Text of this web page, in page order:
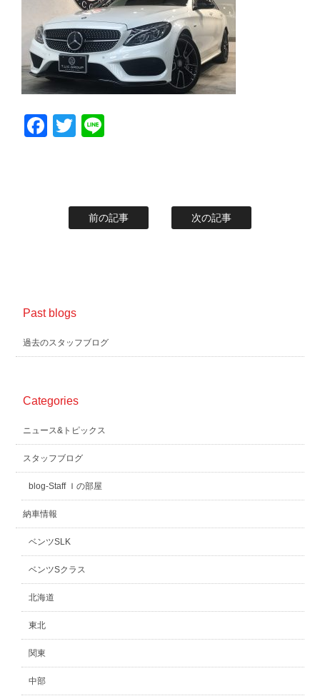
ホーム T.U.C.GROUP
Facebook
Twitter
前の記事 次の記事
Past blogs
過去のスタッフブログ
Categories
ニュース&トピックス
スタッフブログ
blog-Staff Ｉの部屋
納車情報
ベンツSLK
ベンツSクラス
北海道
東北
関東
中部